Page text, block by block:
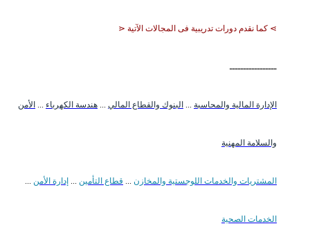
⋗ كما نقدم دورات تدريبية فى المجالات الآتية ⋖
الإدارة المالية والمحاسبة البنوك والقطاع المالي هندسة الكهرباء الأمن
والسلامة المهنية
المشتريات والخدمات اللوجستية والمخازن قطاع التأمين إدارة الأمن
الخدمات الصحية